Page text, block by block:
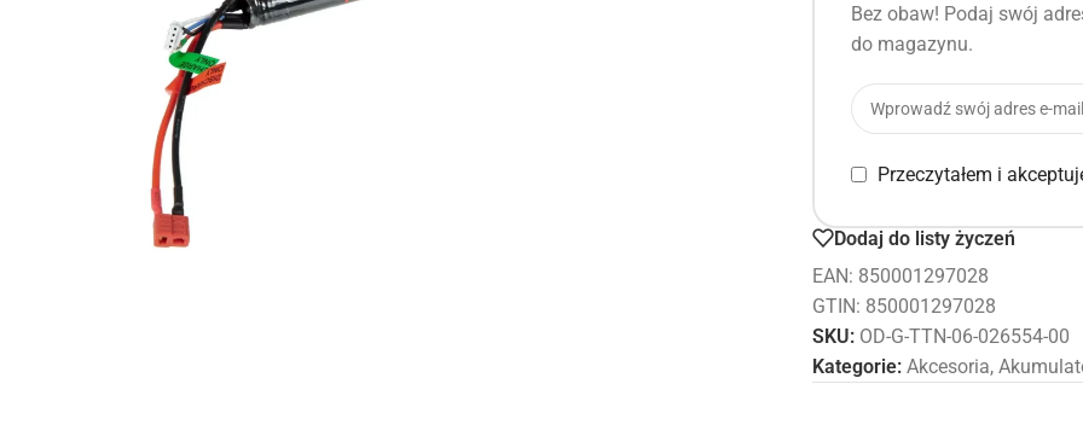
Bez obaw! Podaj swój
do magazynu.
Przeczytałem i
Dodaj do listy życzeń
EAN: 850001297028
GTIN: 850001297028
SKU: OD-G-TTN-06-026554-00
Kategorie: Akcesoria,